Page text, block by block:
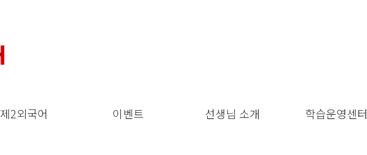
제2외국어 이벤트 선생님 소개 학습운영센터